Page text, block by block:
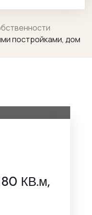
постройками, дом
КВ.м,